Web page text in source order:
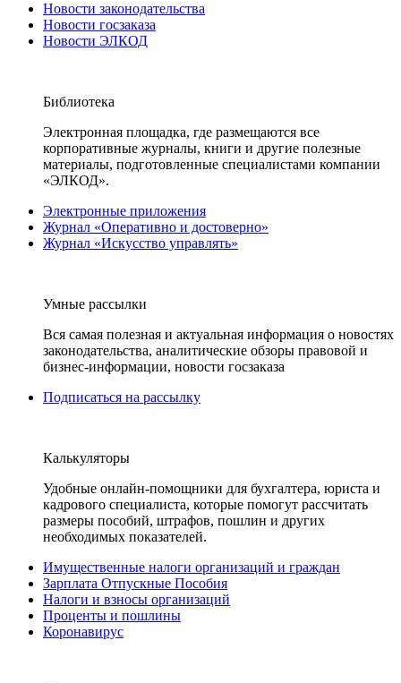
Новости законодательства
Новости госзаказа
Новости ЭЛКОД
Библиотека
Электронная площадка, где размещаются все
корпоративные журналы, книги и другие полезные
материалы, подготовленные специалистами компании
«ЭЛКОД».
Электронные приложения
Журнал «Оперативно и достоверно»
Журнал «Искусство управлять»
Умные рассылки
Вся самая полезная и актуальная информация о новостях
законодательства, аналитические обзоры правовой и
бизнес-информации, новости госзаказа
Подписаться на рассылку
Калькуляторы
Удобные онлайн-помощники для бухгалтера, юриста и
кадрового специалиста, которые помогут рассчитать
размеры пособий, штрафов, пошлин и других
необходимых показателей.
Имущественные налоги организаций и граждан
Зарплата Отпускные Пособия
Налоги и взносы организаций
Проценты и пошлины
Коронавирус